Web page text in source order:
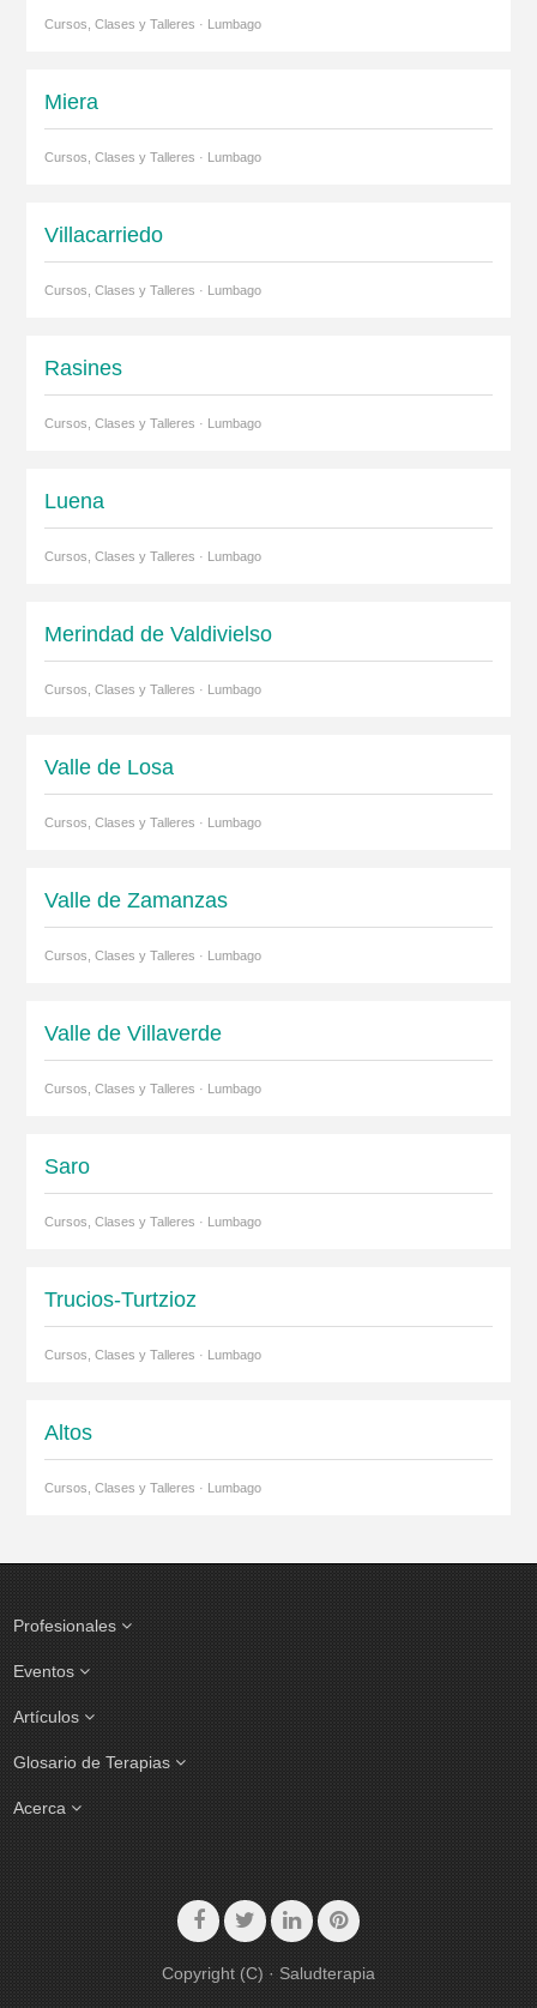
Cursos, Clases y Talleres · Lumbago
Miera
Cursos, Clases y Talleres · Lumbago
Villacarriedo
Cursos, Clases y Talleres · Lumbago
Rasines
Cursos, Clases y Talleres · Lumbago
Luena
Cursos, Clases y Talleres · Lumbago
Merindad de Valdivielso
Cursos, Clases y Talleres · Lumbago
Valle de Losa
Cursos, Clases y Talleres · Lumbago
Valle de Zamanzas
Cursos, Clases y Talleres · Lumbago
Valle de Villaverde
Cursos, Clases y Talleres · Lumbago
Saro
Cursos, Clases y Talleres · Lumbago
Trucios-Turtzioz
Cursos, Clases y Talleres · Lumbago
Altos
Cursos, Clases y Talleres · Lumbago
Profesionales
Eventos
Artículos
Glosario de Terapias
Acerca
Copyright (C) · Saludterapia